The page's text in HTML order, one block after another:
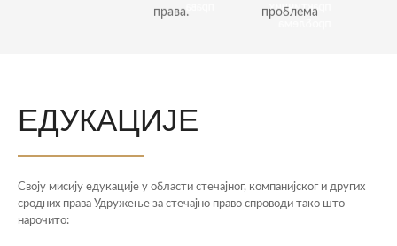
права.права.
проблема
практичних
ЕДУКАЦИЈЕ
Своју мисију едукације у области стечајног, компанијског и других
сродних права Удружење за стечајно право спроводи тако што
нарочито: